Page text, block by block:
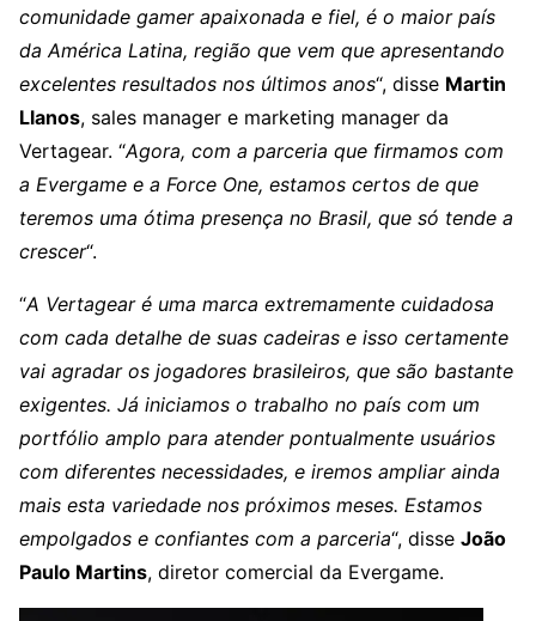
comunidade gamer apaixonada e fiel, é o maior país
da América Latina, região que vem que apresentando
excelentes resultados nos últimos anos“, disse Martin
Llanos, sales manager e marketing manager da
Vertagear. “Agora, com a parceria que firmamos com
a Evergame e a Force One, estamos certos de que
teremos uma ótima presença no Brasil, que só tende a
crescer“.
“A Vertagear é uma marca extremamente cuidadosa
com cada detalhe de suas cadeiras e isso certamente
vai agradar os jogadores brasileiros, que são bastante
exigentes. Já iniciamos o trabalho no país com um
portfólio amplo para atender pontualmente usuários
com diferentes necessidades, e iremos ampliar ainda
mais esta variedade nos próximos meses. Estamos
empolgados e confiantes com a parceria“, disse João
Paulo Martins, diretor comercial da Evergame.